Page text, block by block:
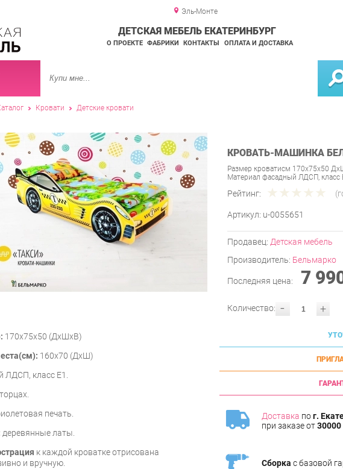
Эль-Монте
ДЕТСКАЯ МЕБЕЛЬ ЕКАТЕРИНБУРГ
О ПРОЕКТЕ ФАБРИКИ КОНТАКТЫ ОПЛАТА И ДОСТАВКА
Кровати Детские кровати
КРОВАТЬ-МАШИНКА
Размер кроватисм 170х75х50
Материал фасадный ЛДСП, класс
Рейтинг:
Артикул: u-0055651
Продавец: Детская мебель
Производитель: Бельмарко
Последняя цена: 7
- +
Количество:
Доставка пог.
при заказе от30000
Сборка с базовой
170х75х50 (ДхШхВ)
160х70 (ДхШ)
ЛДСП, класс Е1.
печать.
деревянные латы.
к каждой кроватке отрисована
и вручную.